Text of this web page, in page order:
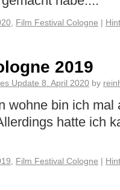
Film Festival Cologne |
2019
Update 8. April 2020 by
wohne bin ich mal
hatte ich
Film Festival Cologne |